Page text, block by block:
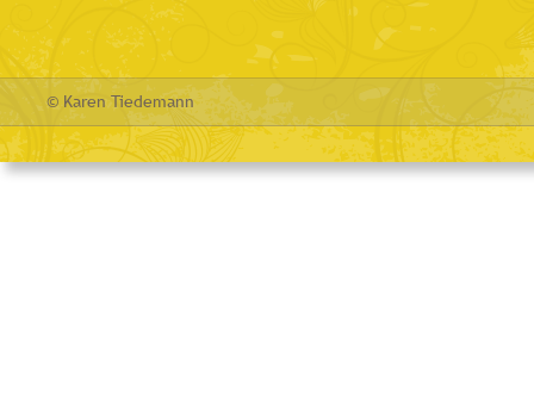
© Karen Tiedemann